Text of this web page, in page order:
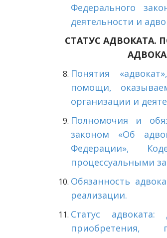
Федерального
деятельности и
СТАТУС АДВОКАТА.
Понятия
помощи,
организации и
Полномочия и
законом «Об
Федерации»,
процессуальными
Обязанность
реализации.
Статус
приобретения,